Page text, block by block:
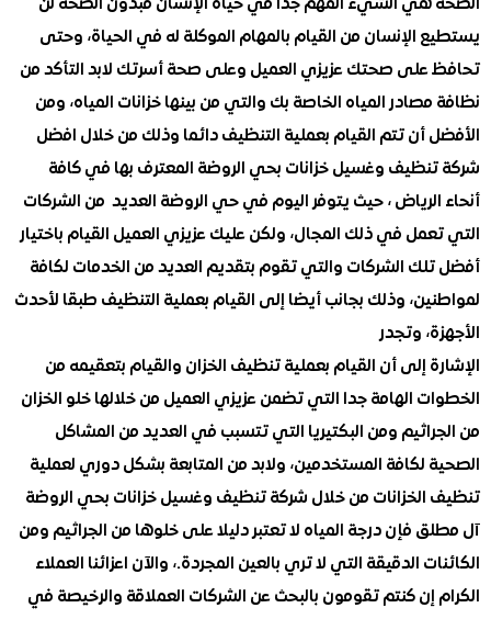
الشيء المهم جدا في حياة الإنسان فبدون الصحة لن
الإنسان من القيام بالمهام الموكلة له في الحياة، وحتى
صحتك عزيزي العميل وعلى صحة أسرتك لابد التأكد من
المياه الخاصة بك والتي من بينها خزانات المياه، ومن
أن تتم القيام بعملية التنظيف دائما وذلك من خلال افضل
وغسيل خزانات بحي الروضة المعترف بها في كافة
، حيث يتوفر اليوم في حي الروضة العديد من الشركات
في ذلك المجال، ولكن عليك عزيزي العميل القيام باختيار
الشركات والتي تقوم بتقديم العديد من الخدمات لكافة
وذلك بجانب أيضا إلى القيام بعملية التنظيف طبقا لأحدث
وتجدر
إلى أن القيام بعملية تنظيف الخزان والقيام بتعقيمه من
الهامة جدا التي تضمن عزيزي العميل من خلالها خلو الخزان
ومن البكتيريا التي تتسبب في العديد من المشاكل
لكافة المستخدمين، ولابد من المتابعة بشكل دوري لعملية
من خلال شركة تنظيف وغسيل خزانات بحي الروضة
فإن درجة المياه لا تعتبر دليلا على خلوها من الجراثيم ومن
الدقيقة التي لا تري بالعين المجردة.، والآن اعزائنا العملاء
إن كنتم تقومون بالبحث عن الشركات العملاقة والرخيصة في